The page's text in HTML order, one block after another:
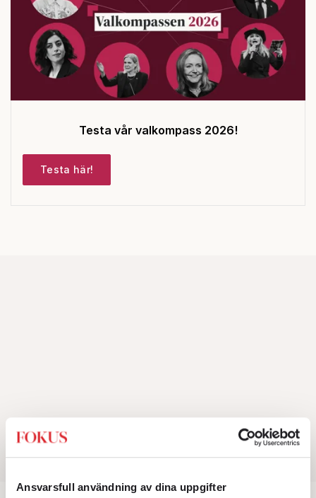
Ansvarsfull användning av dina uppgifter
Testa vår valkompass 2026!
Testa här!